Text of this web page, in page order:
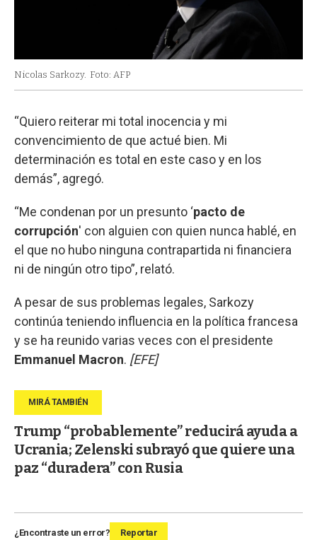
Nicolas Sarkozy. Foto: AFP
“Quiero reiterar mi total inocencia y mi
convencimiento de que actué bien. Mi
determinación es total en este caso y en los
demás”, agregó.
“Me condenan por un presunto ‘pacto de
corrupción' con alguien con quien nunca hablé, en
el que no hubo ninguna contrapartida ni financiera
ni de ningún otro tipo”, relató.
A pesar de sus problemas legales, Sarkozy
continúa teniendo influencia en la política francesa
y se ha reunido varias veces con el presidente
Emmanuel Macron. [EFE]
Trump “probablemente” reducirá ayuda a
Ucrania; Zelenski subrayó que quiere una
paz “duradera” con Rusia
¿Encontraste un error? Reportar